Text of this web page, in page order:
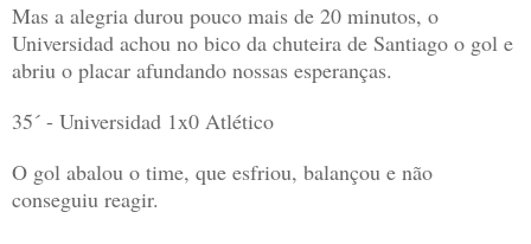
Mas a alegria durou pouco mais de 20 minutos, o
Universidad achou no bico da chuteira de Santiago o gol e
abriu o placar afundando nossas esperanças.
35´ - Universidad 1x0 Atlético
O gol abalou o time, que esfriou, balançou e não
conseguiu reagir.